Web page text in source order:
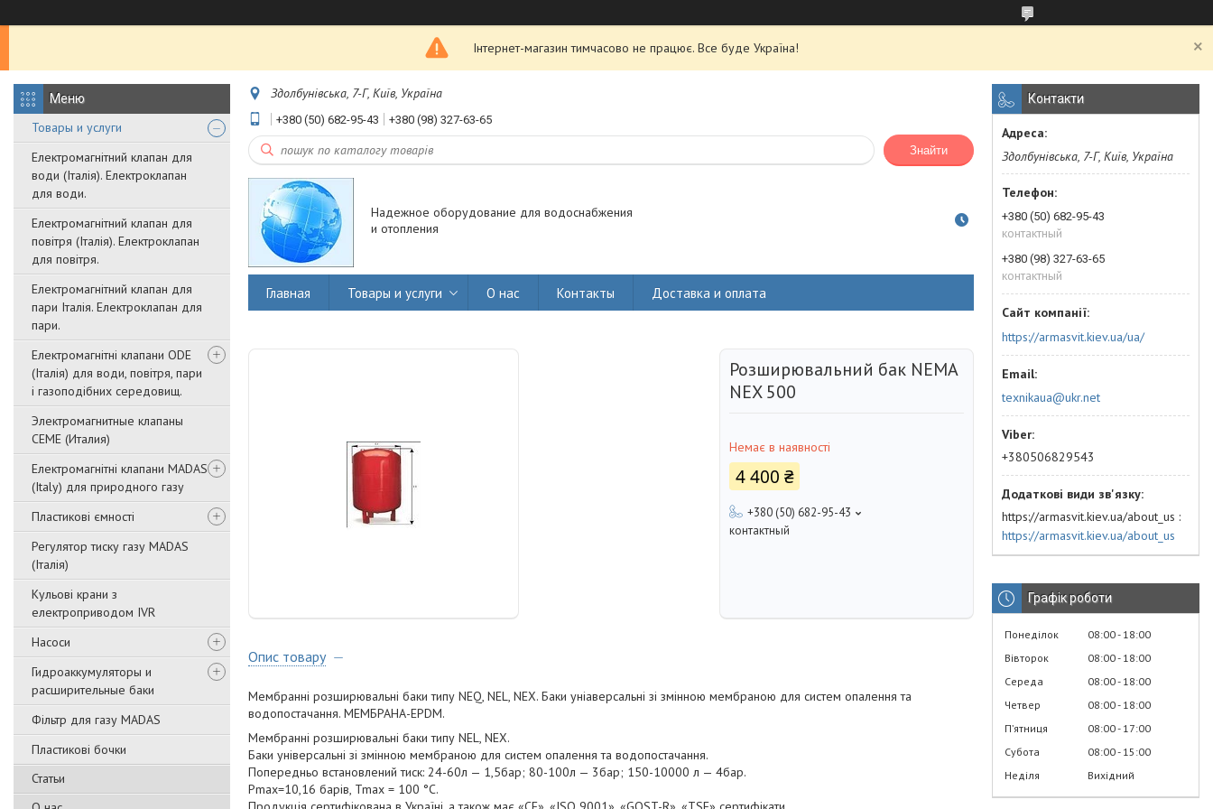
Інтернет-магазин тимчасово не працює. Все буде Україна!
Товары и услуги
Електромагнітний клапан для
води (Італія). Електроклапан
для води.
Електромагнітний клапан для
повітря (Італія). Електроклапан
для повітря.
Електромагнітний клапан для
пари Італія. Електроклапан для
пари.
Електромагнітні клапани ODE
(Італія) для води, повітря, пари
і газоподібних середовищ.
Электромагнитные клапаны
CEME (Италия)
Електромагнітні клапани MADAS
(Italy) для природного газу
Пластикові ємності
Регулятор тиску газу MADAS
(Італія)
Кульові крани з
електроприводом IVR
Насоси
Гидроаккумуляторы и
расширительные баки
Фільтр для газу MADAS
Пластикові бочки
Статьи
Здолбунівська, 7-Г, Київ, Україна
+380 (50) 682-95-43 +380 (98) 327-63-65
Знайти
Надежное оборудование для водоснабжения
и отопления
Главная Товары и услуги О нас Контакты Доставка и оплата
Розширювальний бак NEMA
NEX 500
Немає в наявності
4 400 ₴
+380 (50) 682-95-43
контактный
Опис товару
Мембранні розширювальні баки типу NEQ, NEL, NEX. Баки уніаверсальні зі змінною мембраною для систем опалення та
водопостачання. МЕМБРАНА-EPDM.
Мембранні розширювальні баки типу NEL, NEX.
Баки універсальні зі змінною мембраною для систем опалення та водопостачання.
Попередньо встановлений тиск: 24-60л — 1,5бар; 80-100л — 3бар; 150-10000 л — 4бар.
Pmax=10,16 барів, Tmax = 100 °C.
Контакти
Здолбунівська, 7-Г, Київ, Україна
+380 (50) 682-95-43
контактный
+380 (98) 327-63-65
контактный
https://armasvit.kiev.ua/ua/
texnikaua@ukr.net
+380506829543
https://armasvit.kiev.ua/about_us
https://armasvit.kiev.ua/about_us
Графік роботи
Понеділок 08:00 18:00
Вівторок
08:00 18:00
Середа
08:00 18:00
Четвер
08:00 18:00
Пʼятниця
08:00 17:00
Субота
08:00 15:00
Неділя
Вихідний